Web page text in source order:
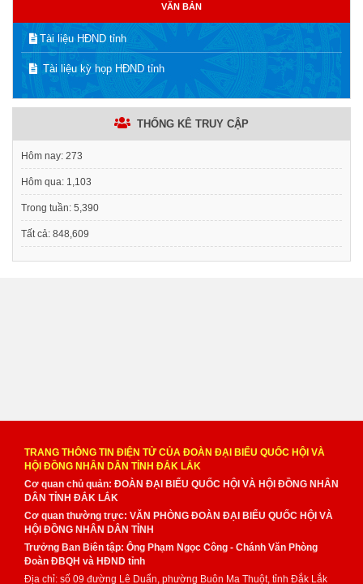
VĂN BẢN
Tài liệu HĐND tỉnh
Tài liệu kỳ họp HĐND tỉnh
THỐNG KÊ TRUY CẬP
Hôm nay: 273
Hôm qua: 1,103
Trong tuần: 5,390
Tất cả: 848,609
TRANG THÔNG TIN ĐIỆN TỬ CỦA ĐOÀN ĐẠI BIỂU QUỐC HỘI VÀ
HỘI ĐỒNG NHÂN DÂN TỈNH ĐẮK LẮK
Cơ quan chủ quản: ĐOÀN ĐẠI BIỂU QUỐC HỘI VÀ HỘI ĐỒNG NHÂN
DÂN TỈNH ĐẮK LẮK
Cơ quan thường trực: VĂN PHÒNG ĐOÀN ĐẠI BIỂU QUỐC HỘI VÀ
HỘI ĐỒNG NHÂN DÂN TỈNH
Trưởng Ban Biên tập: Ông Phạm Ngọc Công - Chánh Văn Phòng
Đoàn ĐBQH và HĐND tỉnh
Địa chỉ: số 09 đường Lê Duẩn, phường Buôn Ma Thuột, tỉnh Đắk Lắk